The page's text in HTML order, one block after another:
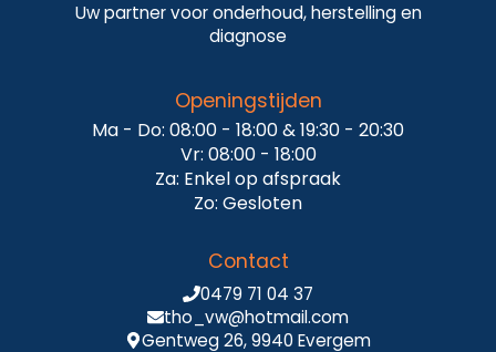
Uw partner voor onderhoud, herstelling en
diagnose
Openingstijden
Ma - Do: 08:00 - 18:00 & 19:30 - 20:30
Vr: 08:00 - 18:00
Za: Enkel op afspraak
Zo: Gesloten
Contact
0479 71 04 37
tho_vw@hotmail.com
Gentweg 26, 9940 Evergem